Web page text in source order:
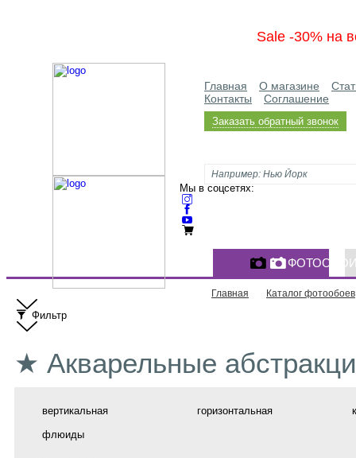
Sale -30% на
Главная О магазине
Контакты
Соглашение
Заказать обратный звонок
Мы в соцсетях:
Главная Каталог фотообоев
Фильтр
★ Акварельные
вертикальная горизонтальная
флюиды